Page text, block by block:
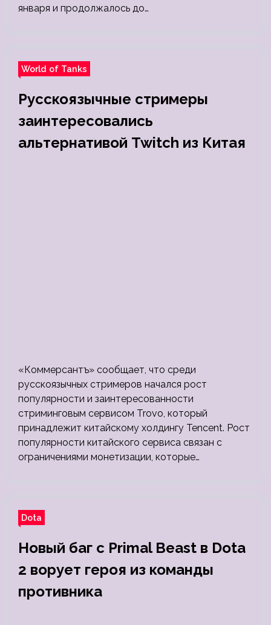
января и продолжалось до…
World of Tanks
Русскоязычные стримеры
заинтересовались
альтернативой Twitch из Китая
«Коммерсантъ» сообщает, что среди
русскоязычных стримеров начался рост
популярности и заинтересованности
стриминговым сервисом Trovo, который
принадлежит китайскому холдингу Tencent. Рост
популярности китайского сервиса связан с
ограничениями монетизации, которые…
Dota
Новый баг с Primal Beast в Dota
2 ворует героя из команды
противника